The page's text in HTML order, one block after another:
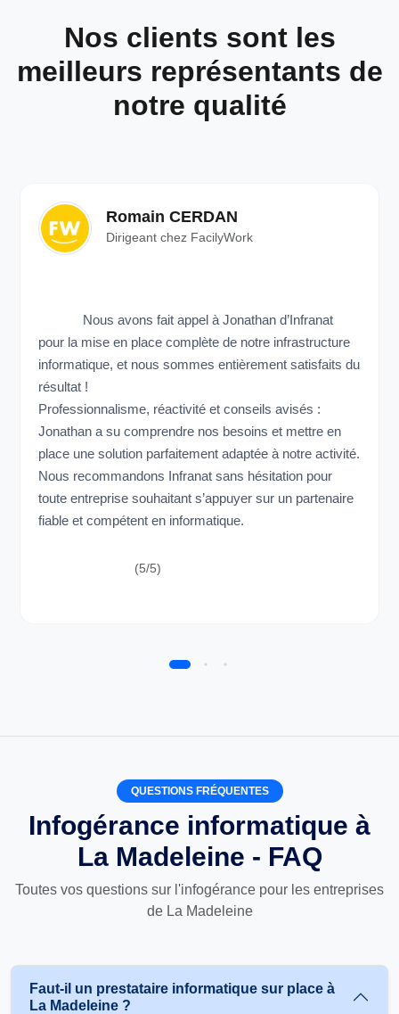
Nos clients sont les
meilleurs représentants de
notre qualité
Romain CERDAN
Dirigeant chez FacilyWork
Nous avons fait appel à Jonathan d’Infranat
pour la mise en place complète de notre infrastructure
informatique, et nous sommes entièrement satisfaits du
résultat !
Professionnalisme, réactivité et conseils avisés :
Jonathan a su comprendre nos besoins et mettre en
place une solution parfaitement adaptée à notre activité.
Nous recommandons Infranat sans hésitation pour
toute entreprise souhaitant s’appuyer sur un partenaire
fiable et compétent en informatique.
(5/5)
QUESTIONS FRÉQUENTES
Infogérance informatique à
La Madeleine - FAQ
Toutes vos questions sur l'infogérance pour les entreprises
de La Madeleine
Faut-il un prestataire informatique sur place à
La Madeleine ?